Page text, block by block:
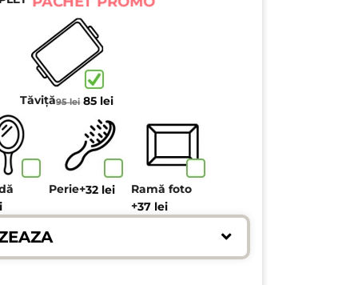
Tăviță95lei Prețul
a
fost:
95 lei.
85 leiPrețul
este:
85 lei.
Perie+32 lei
Ramă foto
+37 lei